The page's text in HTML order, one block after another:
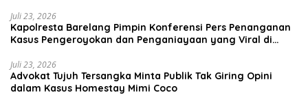
Juli 23, 2026
Kapolresta Barelang Pimpin Konferensi Pers Penanganan
Kasus Pengeroyokan dan Penganiayaan yang Viral di
Juli 23, 2026
Advokat Tujuh Tersangka Minta Publik Tak Giring Opini
dalam Kasus Homestay Mimi Coco